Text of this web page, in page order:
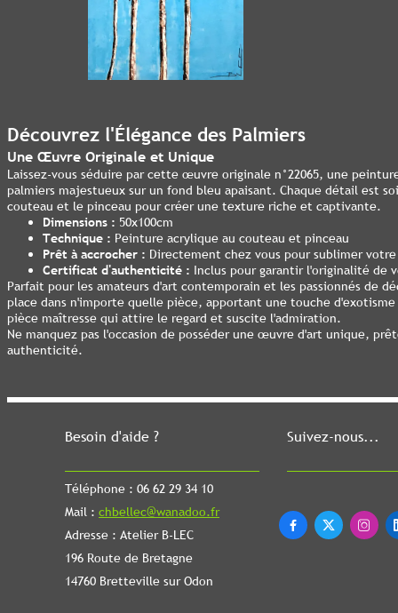
Besoin d'aide ?
Téléphone : 06 62 29 34 10
Mail : chbellec@wanadoo.fr
Adresse : Atelier B-LEC
196 Route de Bretagne
14760 Bretteville sur Odon
Suivez-nous...
  
Découvrez l'Élégance des Palmiers
Une Œuvre Originale et Unique
Laissez-vous séduire par cette œuvre originale n°22065, une
palmiers majestueux sur un fond bleu apaisant. Chaque détail est
couteau et le pinceau pour créer une texture riche et captivante.
Dimensions : 50x100cm
Technique : Peinture acrylique au couteau et pinceau
Prêt à accrocher : Directement chez vous pour sublimer
Certificat d'authenticité : Inclus pour garantir l'originalité de
Parfait pour les amateurs d'art contemporain et les passionnés de
place dans n'importe quelle pièce, apportant une touche
pièce maîtresse qui attire le regard et suscite l'admiration.
Ne manquez pas l'occasion de posséder une œuvre d'art unique,
authenticité.